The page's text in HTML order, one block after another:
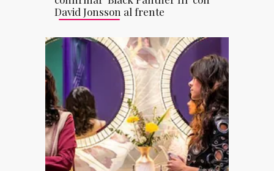
David Jonsson al frente